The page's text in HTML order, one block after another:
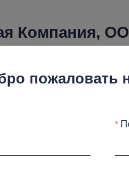
Компания,
уезд
пожаловать